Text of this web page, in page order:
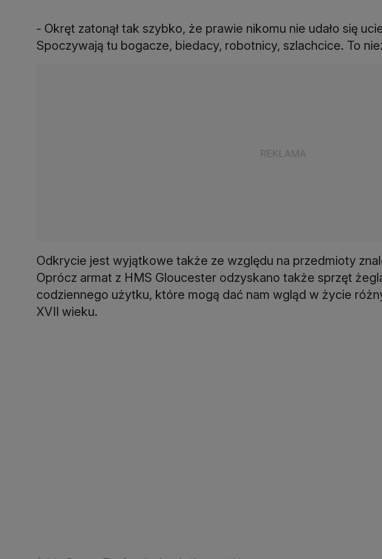
- Okręt zatonął tak szybko, że prawie nikomu nie udało się
Spoczywają tu bogacze, biedacy, robotnicy, szlachcice. To
Odkrycie jest wyjątkowe także ze względu na przedmioty
Oprócz armat z HMS Gloucester odzyskano także sprzęt
codziennego użytku, które mogą dać nam wgląd w życie
XVII wieku.